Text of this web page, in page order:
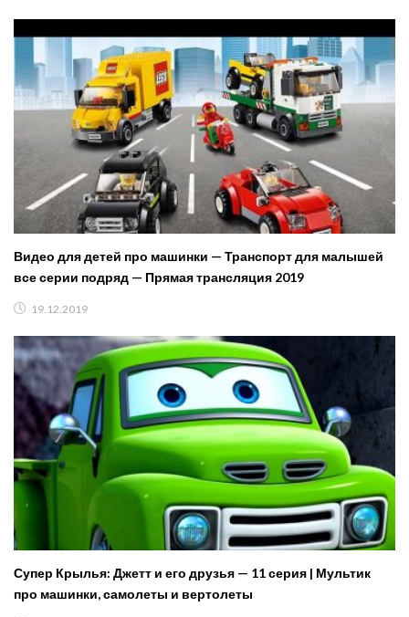
Видео для детей про машинки — Транспорт для малышей
все серии подряд — Прямая трансляция 2019
19.12.2019
Супер Крылья: Джетт и его друзья — 11 серия | Мультик
про машинки, самолеты и вертолеты